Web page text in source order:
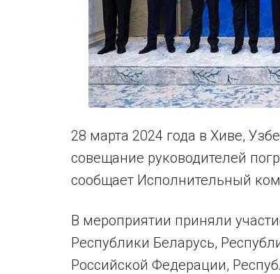
28 марта 2024 года в Хиве,
совещание руководителей
сообщает Исполнительный
В мероприятии приняли
Республики Беларусь,
Российской Федерации,